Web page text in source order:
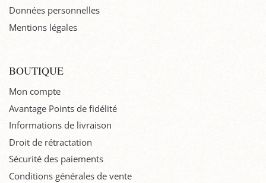
Données personnelles
Mentions légales
BOUTIQUE
Mon compte
Avantage Points de fidélité
Informations de livraison
Droit de rétractation
Sécurité des paiements
Conditions générales de vente